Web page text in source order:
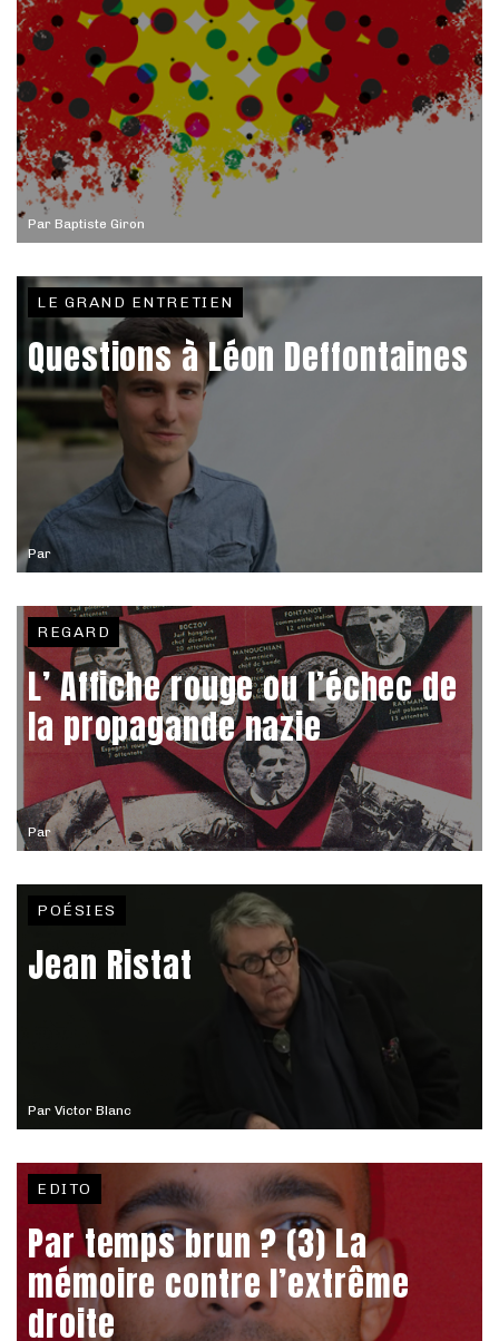
Par Baptiste Giron
Par
LE GRAND ENTRETIEN
Questions à Léon Deffontaines
Par
REGARD
L’ Affiche rouge ou l’échec de
la propagande nazie
Par Victor Blanc
POÉSIES
Jean Ristat
EDITO
Par temps brun ? (3) La
mémoire contre l’extrême
droite